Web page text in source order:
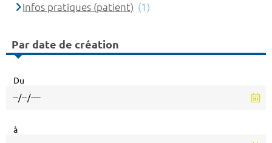
Infos pratiques (patient) (1)
Par date de création
Du
à